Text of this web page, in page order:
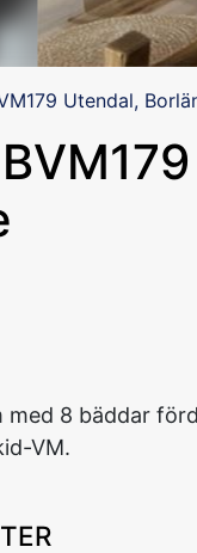
Utendal,
med 8 bäddar
VM.